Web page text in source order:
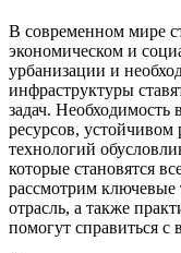
В современном мире
экономическом и
урбанизации и
инфраструктуры
задач. Необходимость
ресурсов,
технологий
которые становятся
рассмотрим
отрасль, а также
помогут справиться